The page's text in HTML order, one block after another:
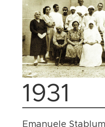
1931
Emanuele